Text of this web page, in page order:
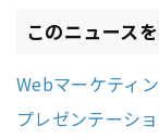
このニュース
Webマーケティ
プレゼンテーシ